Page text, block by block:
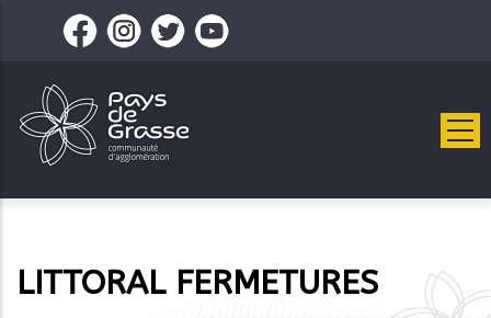
contenu
principal
LITTORAL FERMETURES